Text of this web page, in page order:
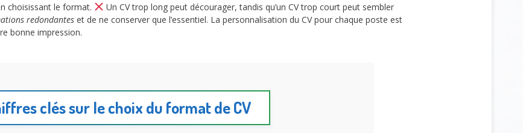
choisissant le format.
Un CV trop long peut décourager, tandis qu’un CV trop court peut sembler
redondantes et de ne conserver que l’essentiel. La personnalisation du CV pour chaque poste est
bonne impression.
clés sur le choix du format de CV